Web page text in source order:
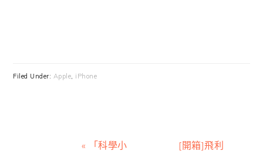
Filed Under: Apple iPhone
Previous
« 「科學小
Next
[開箱]飛利